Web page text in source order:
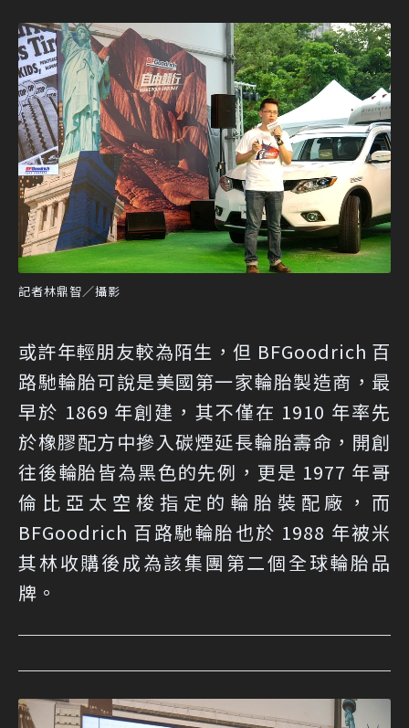
記者林鼎智／攝影
或許年輕朋友較為陌生，但 BFGoodrich 百
路馳輪胎可說是美國第一家輪胎製造商，最
早於 1869 年創建，其不僅在 1910 年率先
於橡膠配方中摻入碳煙延長輪胎壽命，開創
往後輪胎皆為黑色的先例，更是 1977 年哥
倫比亞太空梭指定的輪胎裝配廠，而
BFGoodrich 百路馳輪胎也於 1988 年被米
其林收購後成為該集團第二個全球輪胎品
牌。